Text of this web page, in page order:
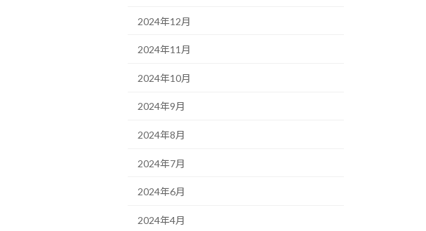
2024年12月
2024年11月
2024年10月
2024年9月
2024年8月
2024年7月
2024年6月
2024年4月